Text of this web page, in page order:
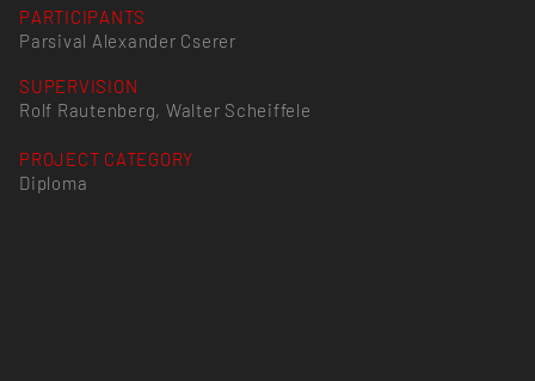
PARTICIPANTS
Parsival Alexander Cserer
SUPERVISION
Rolf Rautenberg, Walter Scheiffele
PROJECT CATEGORY
Diploma